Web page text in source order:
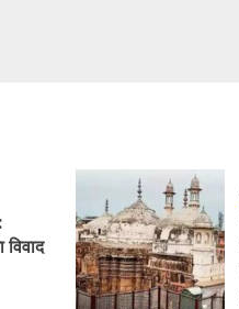
विवाद